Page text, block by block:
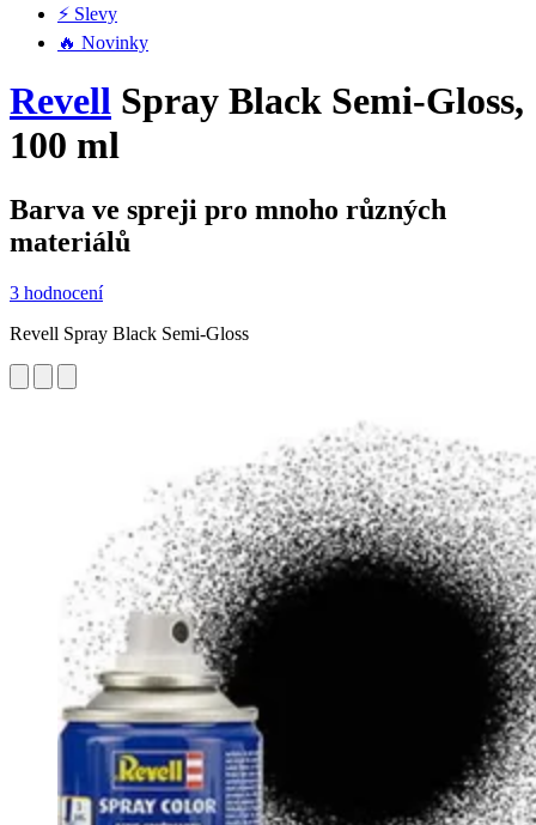
⚡ Slevy
🔥 Novinky
Revell Spray Black Semi-Gloss,
100 ml
Barva ve spreji pro mnoho různých
materiálů
3 hodnocení
Revell Spray Black Semi-Gloss